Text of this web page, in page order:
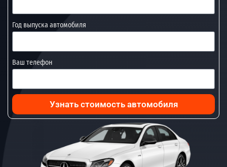
Год выпуска автомобиля
Ваш телефон
Узнать стоимость автомобиля